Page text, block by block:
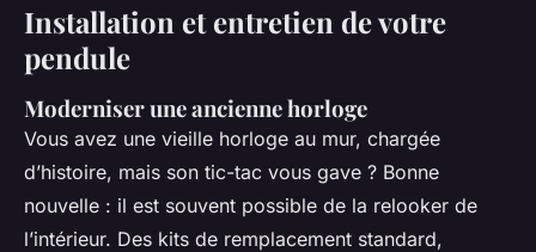
Installation et entretien de votre
pendule
Moderniser une ancienne horloge
Vous avez une vieille horloge au mur, chargée
d’histoire, mais son tic-tac vous gave ? Bonne
nouvelle : il est souvent possible de la relooker de
l’intérieur. Des kits de remplacement standard,